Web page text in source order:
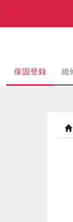
保固登錄 維